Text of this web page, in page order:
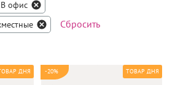
офис
Сбросить
ДНЯ -20% ТОВАР ДНЯ